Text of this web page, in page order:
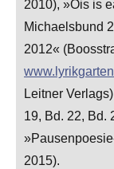
2010), »Ois is
Michaelsbund
2012«
Leitner
19, Bd. 22, Bd.
2015).